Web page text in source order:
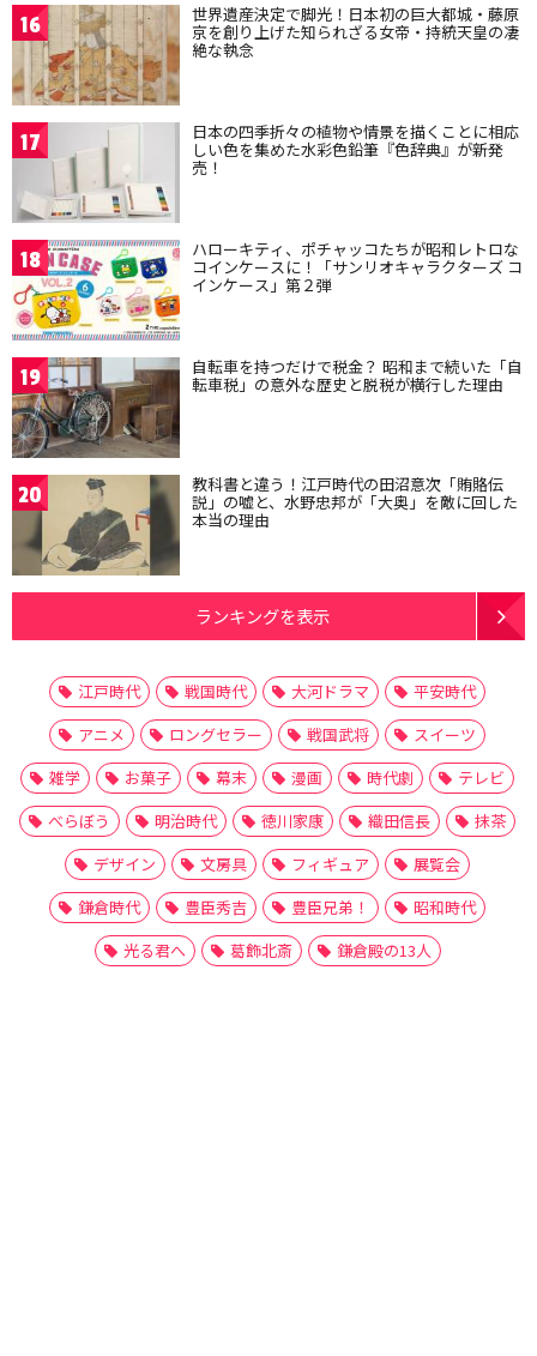
16 世界遺産決定で脚光！日本初の巨大都城・藤原
京を創り上げた知られざる女帝・持統天皇の凄
絶な執念
17 日本の四季折々の植物や情景を描くことに相応
しい色を集めた水彩色鉛筆『色辞典』が新発
売！
18 ハローキティ、ポチャッコたちが昭和レトロな
コインケースに！「サンリオキャラクターズ コ
インケース」第２弾
19 自転車を持つだけで税金？ 昭和まで続いた「自
転車税」の意外な歴史と脱税が横行した理由
20 教科書と違う！江戸時代の田沼意次「賄賂伝
説」の嘘と、水野忠邦が「大奥」を敵に回した
本当の理由
ランキングを表示
江戸時代 戦国時代 大河ドラマ
平安時代
アニメ
ロングセラー 戦国武将
スイーツ
雑学
お菓子 幕末 漫画 時代劇
テレビ
べらぼう
明治時代 徳川家康 織田信長
抹茶
デザイン
文房具 フィギュア
展覧会
鎌倉時代
豊臣秀吉 豊臣兄弟！
昭和時代
光る君へ
葛飾北斎 鎌倉殿の13人